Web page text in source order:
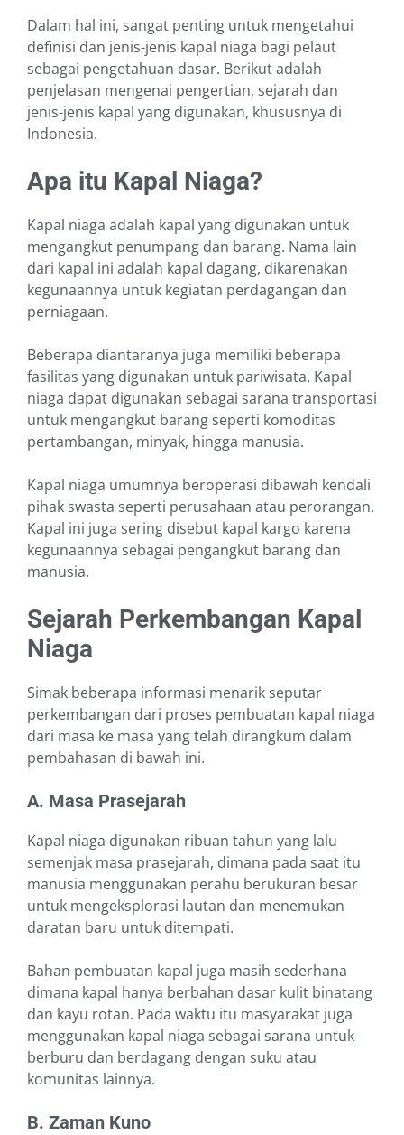
Dalam hal ini, sangat penting untuk mengetahui
definisi dan jenis-jenis kapal niaga bagi pelaut
sebagai pengetahuan dasar. Berikut adalah
penjelasan mengenai pengertian, sejarah dan
jenis-jenis kapal yang digunakan, khususnya di
Indonesia.
Apa itu Kapal Niaga?
Kapal niaga adalah kapal yang digunakan untuk
mengangkut penumpang dan barang. Nama lain
dari kapal ini adalah kapal dagang, dikarenakan
kegunaannya untuk kegiatan perdagangan dan
perniagaan.
Beberapa diantaranya juga memiliki beberapa
fasilitas yang digunakan untuk pariwisata. Kapal
niaga dapat digunakan sebagai sarana transportasi
untuk mengangkut barang seperti komoditas
pertambangan, minyak, hingga manusia.
Kapal niaga umumnya beroperasi dibawah kendali
pihak swasta seperti perusahaan atau perorangan.
Kapal ini juga sering disebut kapal kargo karena
kegunaannya sebagai pengangkut barang dan
manusia.
Sejarah Perkembangan Kapal
Niaga
Simak beberapa informasi menarik seputar
perkembangan dari proses pembuatan kapal niaga
dari masa ke masa yang telah dirangkum dalam
pembahasan di bawah ini.
A. Masa Prasejarah
Kapal niaga digunakan ribuan tahun yang lalu
semenjak masa prasejarah, dimana pada saat itu
manusia menggunakan perahu berukuran besar
untuk mengeksplorasi lautan dan menemukan
daratan baru untuk ditempati.
Bahan pembuatan kapal juga masih sederhana
dimana kapal hanya berbahan dasar kulit binatang
dan kayu rotan. Pada waktu itu masyarakat juga
menggunakan kapal niaga sebagai sarana untuk
berburu dan berdagang dengan suku atau
komunitas lainnya.
B. Zaman Kuno